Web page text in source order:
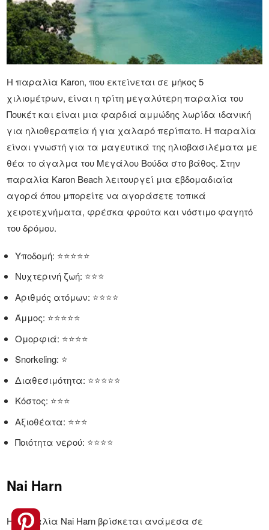
Η παραλία Karon, που εκτείνεται σε μήκος 5
χιλιομέτρων, είναι η τρίτη μεγαλύτερη παραλία του
Πουκέτ και είναι μια φαρδιά αμμώδης λωρίδα ιδανική
για ηλιοθεραπεία ή για χαλαρό περίπατο. Η παραλία
είναι γνωστή για τα μαγευτικά της ηλιοβασιλέματα με
θέα το άγαλμα του Μεγάλου Βούδα στο βάθος. Στην
παραλία Karon Beach λειτουργεί μια εβδομαδιαία
αγορά όπου μπορείτε να αγοράσετε τοπικά
χειροτεχνήματα, φρέσκα φρούτα και νόστιμο φαγητό
του δρόμου.
Υποδομή: ⭐⭐⭐⭐⭐
Νυχτερινή ζωή: ⭐⭐⭐
Αριθμός ατόμων: ⭐⭐⭐⭐
Άμμος: ⭐⭐⭐⭐⭐
Ομορφιά: ⭐⭐⭐⭐
Snorkeling: ⭐
Διαθεσιμότητα: ⭐⭐⭐⭐⭐
Κόστος: ⭐⭐⭐
Αξιοθέατα: ⭐⭐⭐
Ποιότητα νερού: ⭐⭐⭐⭐
Nai Harn
Η παραλία Nai Harn βρίσκεται ανάμεσα σε